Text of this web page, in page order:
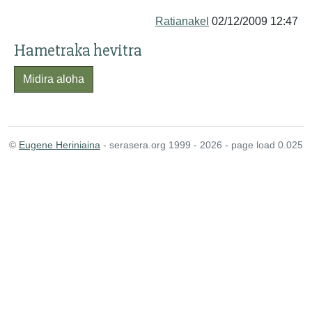
Ratianakel 02/12/2009 12:47
Hametraka hevitra
Midira aloha
© Eugene Heriniaina - serasera.org 1999 - 2026 - page load 0.025